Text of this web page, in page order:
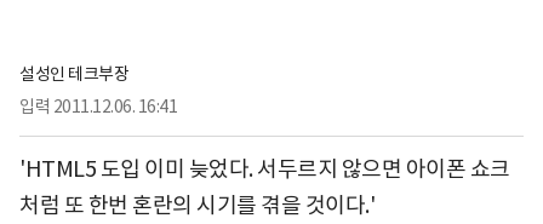
설성인 테크부장
입력 2011.12.06. 16:41
'HTML5 도입 이미 늦었다. 서두르지 않으면 아이폰 쇼크
처럼 또 한번 혼란의 시기를 겪을 것이다.'